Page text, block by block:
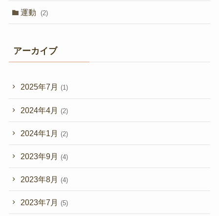
運動 (2)
アーカイブ
2025年7月 (1)
2024年4月 (2)
2024年1月 (2)
2023年9月 (4)
2023年8月 (4)
2023年7月 (5)